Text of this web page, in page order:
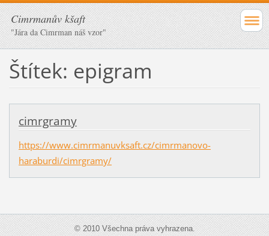
Cimrmanův kšaft
"Jára da Cimrman náš vzor"
Štítek: epigram
cimrgramy
https://www.cimrmanuvksaft.cz/cimrmanovo-
haraburdi/cimrgramy/
© 2010 Všechna práva vyhrazena.